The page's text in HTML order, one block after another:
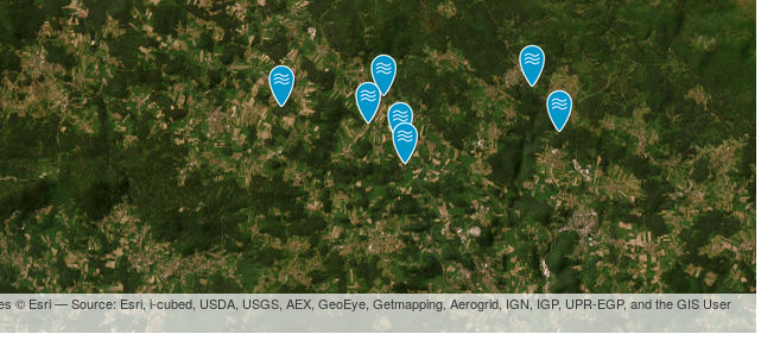
© Esri — Source: Esri, i-cubed, USDA, USGS, AEX, GeoEye, Getmapping, Aerogrid, IGN, IGP, UPR-EGP, and the GIS User